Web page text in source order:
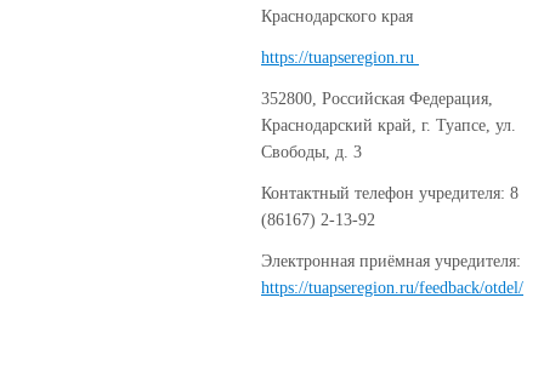
Краснодарского края
https://tuapseregion.ru
352800, Российская Федерация,
Краснодарский край, г. Туапсе, ул.
Свободы, д. 3
Контактный телефон учредителя: 8
(86167) 2-13-92
Электронная приёмная учредителя:
https://tuapseregion.ru/feedback/otdel/